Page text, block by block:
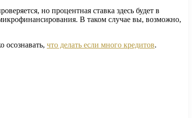
но процентная ставка здесь будет в
В таком случае вы, возможно,
осознавать, что делать если много кредитов.